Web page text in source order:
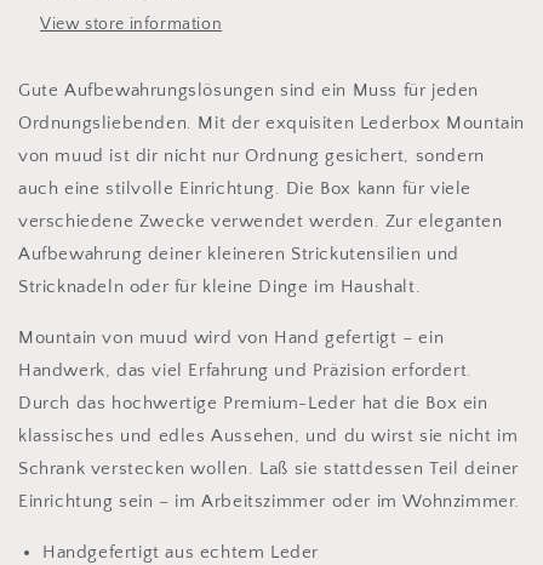
von
oder
von
oder
Stricknadeln
View store information
Gute Aufbewahrungslösungen sind ein Muss für jeden
Ordnungsliebenden. Mit der exquisiten Lederbox Mountain
von muud ist dir nicht nur Ordnung gesichert, sondern
auch eine stilvolle Einrichtung. Die Box kann für viele
verschiedene Zwecke verwendet werden. Zur eleganten
Aufbewahrung deiner kleineren Strickutensilien und
Stricknadeln oder für kleine Dinge im Haushalt.
Mountain von muud wird von Hand gefertigt – ein
Handwerk, das viel Erfahrung und Präzision erfordert.
Durch das hochwertige Premium-Leder hat die Box ein
klassisches und edles Aussehen, und du wirst sie nicht im
Schrank verstecken wollen. Laß sie stattdessen Teil deiner
Einrichtung sein – im Arbeitszimmer oder im Wohnzimmer.
Handgefertigt aus echtem Leder